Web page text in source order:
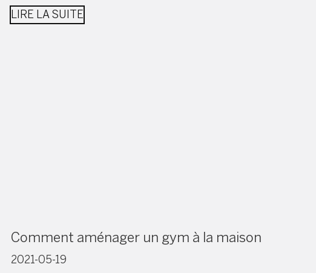
LIRE LA SUITE
Comment aménager un gym à la maison
2021-05-19